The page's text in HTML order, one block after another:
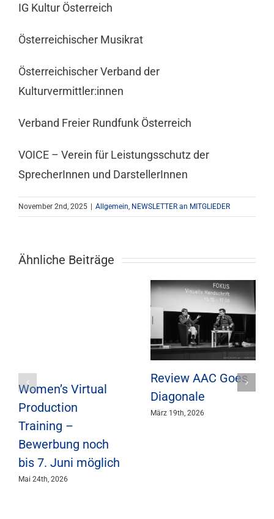
IG Kultur Österreich
Österreichischer Musikrat
Österreichischer Verband der
Kulturvermittler:innen
Verband Freier Rundfunk Österreich
VOICE – Verein für Leistungsschutz der
SprecherInnen und DarstellerInnen
November 2nd, 2025 | Allgemein NEWSLETTER an MITGLIEDER
Ähnliche Beiträge
Women’s Virtual
Production
Training –
Bewerbung noch
bis 7. Juni möglich
Mai 24th, 2026
Review AAC Goes
Diagonale
März 19th, 2026